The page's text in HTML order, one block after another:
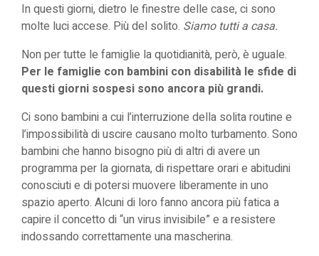
In questi giorni, dietro le finestre delle case, ci sono
molte luci accese. Più del solito. Siamo tutti a casa.
Non per tutte le famiglie la quotidianità, però, è uguale.
Per le famiglie con bambini con disabilità le sfide di
questi giorni sospesi sono ancora più grandi.
Ci sono bambini a cui l’interruzione della solita routine e
l’impossibilità di uscire causano molto turbamento. Sono
bambini che hanno bisogno più di altri di avere un
programma per la giornata, di rispettare orari e abitudini
conosciuti e di potersi muovere liberamente in uno
spazio aperto. Alcuni di loro fanno ancora più fatica a
capire il concetto di “un virus invisibile” e a resistere
indossando correttamente una mascherina.